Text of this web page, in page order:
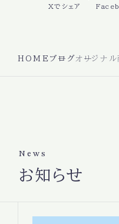
Xでシェア
HOME ブログオリジナ
News
お知らせ